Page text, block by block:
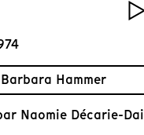
Hammer
Naomie Décarie-